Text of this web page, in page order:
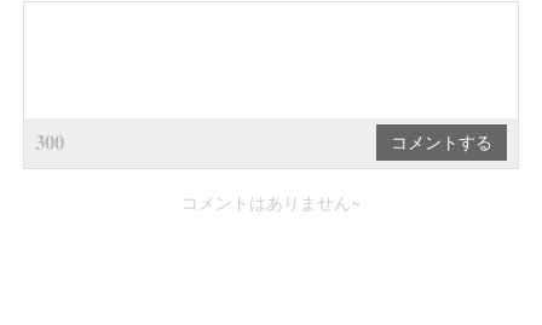
コメントはありません~
300